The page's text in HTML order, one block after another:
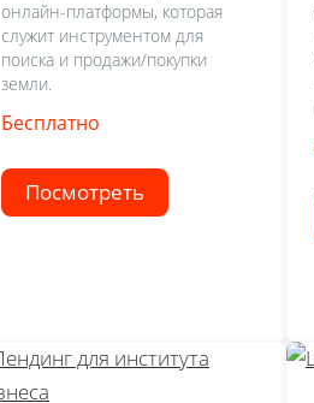
онлайн-платформы, которая
служит инструментом для
поиска и продажи/покупки
земли.
Бесплатно
Посмотреть